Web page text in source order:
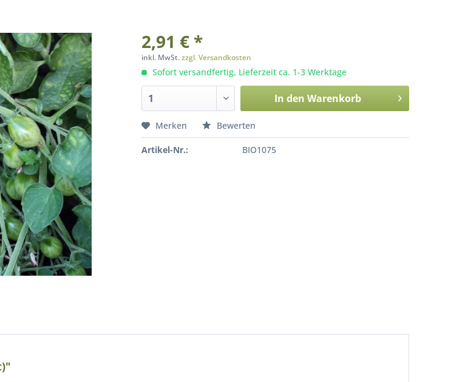
2,91 € *
inkl. MwSt.zzgl. Versandkosten
Sofort versandfertig, Lieferzeit ca. 1-3 Werktage
In den Warenkorb
Merken Bewerten
Artikel-Nr.: BIO1075